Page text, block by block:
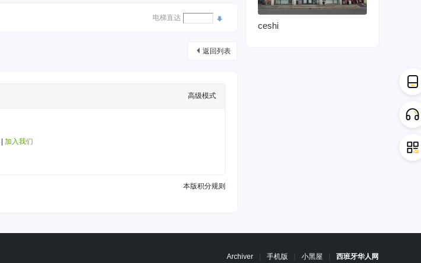
电梯直达
返回列表
高级模式
加入我们
本版积分规则
ceshi
Archiver 手机版 小黑屋 西班牙华人网